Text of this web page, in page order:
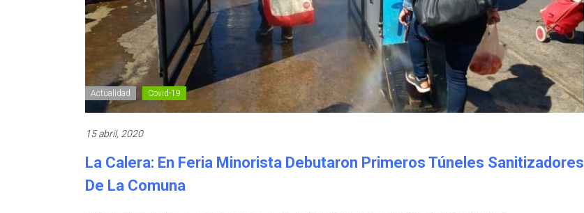
Actualidad Covid-19
15 abril, 2020
La Calera: En Feria Minorista Debutaron Primeros Túneles Sanitizadores
De La Comuna